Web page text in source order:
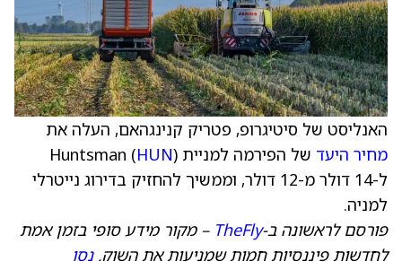
האנליסט של סיטיגרופ, פטריק קנינגהאם, העלה את
מחיר היעד של הפירמה למניית Huntsman ( HUN)
ל-14 דולר מ-12 דולר, וממשיך להחזיק בדירוג נייטרלי
למניה.
פורסם לראשונה ב-TheFly – מקור מידע סופי בזמן אמת
לחדשות פיננסיות חמות שמניעות את השוק.נסו